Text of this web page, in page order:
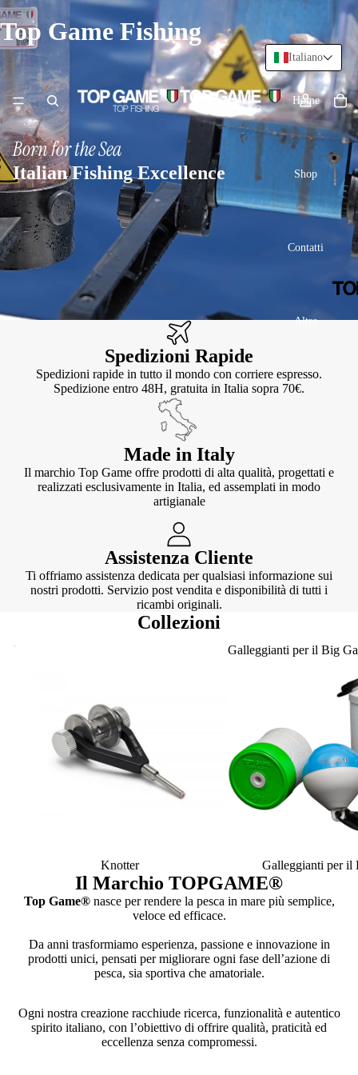
Top Game Fishing
Home
Shop
Contatti
Altro
Born for the Sea
Italian Fishing Excellence
Spedizioni Rapide
Spedizioni rapide in tutto il mondo con corriere espresso.
Spedizione entro 48H, gratuita in Italia sopra 70€.
Made in Italy
Il marchio Top Game offre prodotti di alta qualità, progettati e
realizzati esclusivamente in Italia, ed assemplati in modo
artigianale
Assistenza Cliente
Ti offriamo assistenza dedicata per qualsiasi informazione sui
nostri prodotti. Servizio post vendita e disponibilità di tutti i
ricambi originali.
Collezioni
Knotter
Knotter
Galleggianti per il Big
Galleggianti per il
Il Marchio TOPGAME®
Top Game®nasce per rendere la pesca in mare più semplice,
veloce ed efficace.
Da anni trasformiamo esperienza, passione e innovazione in
prodotti unici, pensati per migliorare ogni fase dell’azione di
pesca, sia sportiva che amatoriale.
Ogni nostra creazione racchiude ricerca, funzionalità e autentico
spirito italiano, con l’obiettivo di offrire qualità, praticità ed
eccellenza senza compromessi.
Italiano